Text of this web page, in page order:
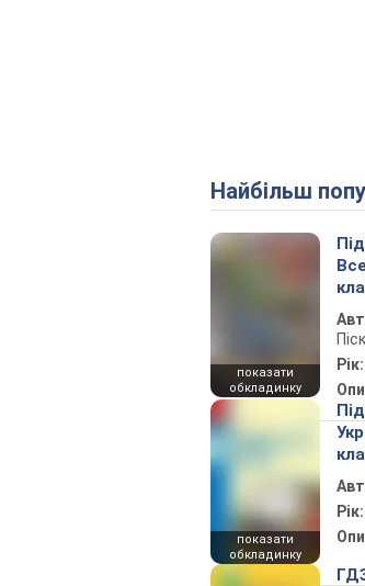
Найбільш
показати
обкладинку
Рік:
показати
обкладинку
Рік: